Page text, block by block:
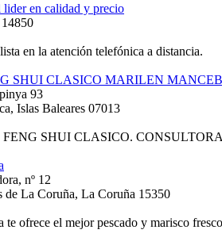
lider en calidad y precio
en la atención telefónica a distancia.
SHUI CLASICO MARILEN
93
Islas Baleares 07013
FENG SHUI CLASICO.
nº 12
de La Coruña, La Coruña 15350
te ofrece el mejor pescado y marisco